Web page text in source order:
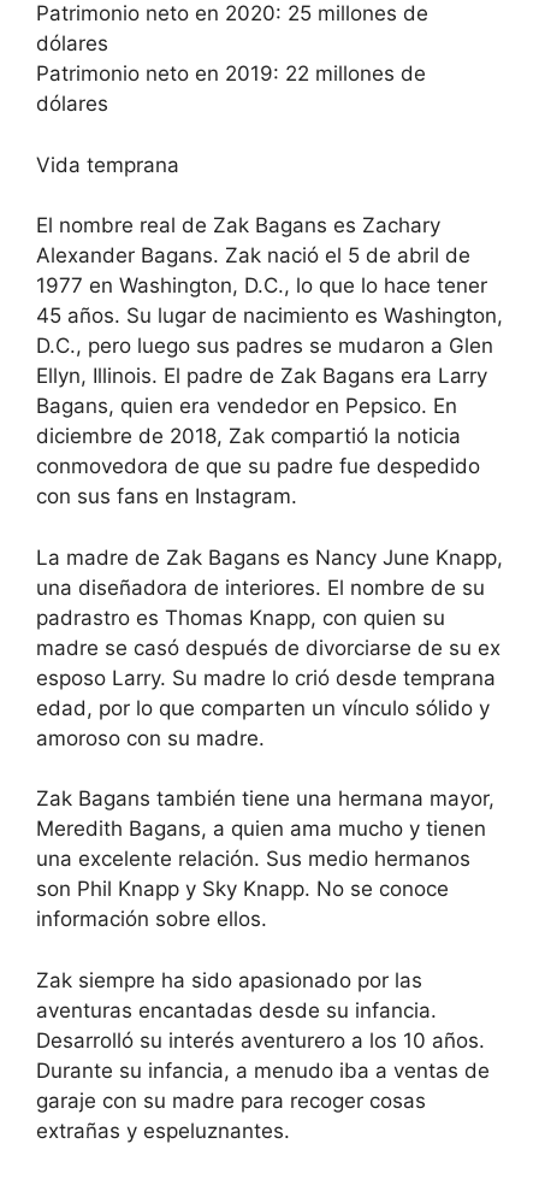
Patrimonio neto en 2020: 25 millones de
dólares
Patrimonio neto en 2019: 22 millones de
dólares
Vida temprana
El nombre real de Zak Bagans es Zachary
Alexander Bagans. Zak nació el 5 de abril de
1977 en Washington, D.C., lo que lo hace tener
45 años. Su lugar de nacimiento es Washington,
D.C., pero luego sus padres se mudaron a Glen
Ellyn, Illinois. El padre de Zak Bagans era Larry
Bagans, quien era vendedor en Pepsico. En
diciembre de 2018, Zak compartió la noticia
conmovedora de que su padre fue despedido
con sus fans en Instagram.
La madre de Zak Bagans es Nancy June Knapp,
una diseñadora de interiores. El nombre de su
padrastro es Thomas Knapp, con quien su
madre se casó después de divorciarse de su ex
esposo Larry. Su madre lo crió desde temprana
edad, por lo que comparten un vínculo sólido y
amoroso con su madre.
Zak Bagans también tiene una hermana mayor,
Meredith Bagans, a quien ama mucho y tienen
una excelente relación. Sus medio hermanos
son Phil Knapp y Sky Knapp. No se conoce
información sobre ellos.
Zak siempre ha sido apasionado por las
aventuras encantadas desde su infancia.
Desarrolló su interés aventurero a los 10 años.
Durante su infancia, a menudo iba a ventas de
garaje con su madre para recoger cosas
extrañas y espeluznantes.